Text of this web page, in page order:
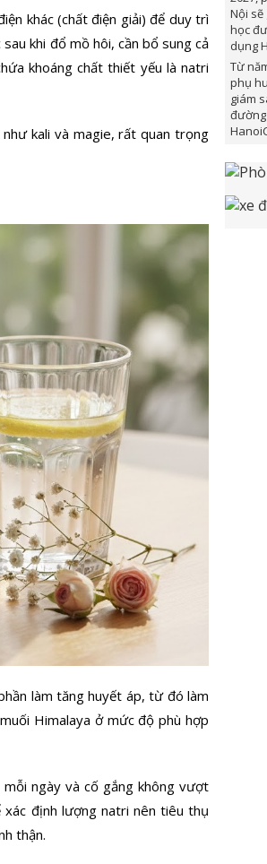
khác (chất điện giải) để duy trì
khi đổ mồ hôi, cần bổ sung cả
khoáng chất thiết yếu là natri
kali và magie, rất quan trọng
làm tăng huyết áp, từ đó làm
Himalaya ở mức độ phù hợp
ngày và cố gắng không vượt
xác định lượng natri nên tiêu thụ
thận.
Từ
phụ
giám